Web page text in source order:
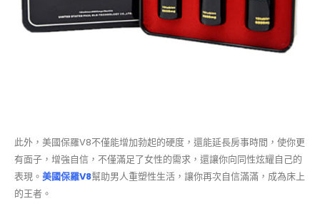
此外，美國保羅V8不僅能增加勃起的硬度，還能延長房事時間，使你更
有面子，增強自信，不僅滿足了女性的需求，還讓你向同性炫耀自己的
表現。 美國保羅V8幫助男人重塑性生活，讓你再次自信滿滿，成為床上
的王者。